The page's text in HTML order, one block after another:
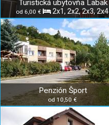
Turistická ubytovňa Labak
od 6,00 € 2x1, 2x2, 2x3, 2x4
Penzión Šport
od 10,50 €